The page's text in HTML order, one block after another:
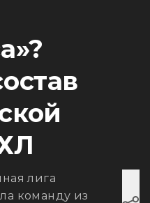
лига
команду из